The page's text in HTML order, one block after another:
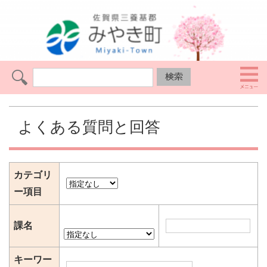
よくある質問と回答
カテゴリ
ー項目
課名
キーワー